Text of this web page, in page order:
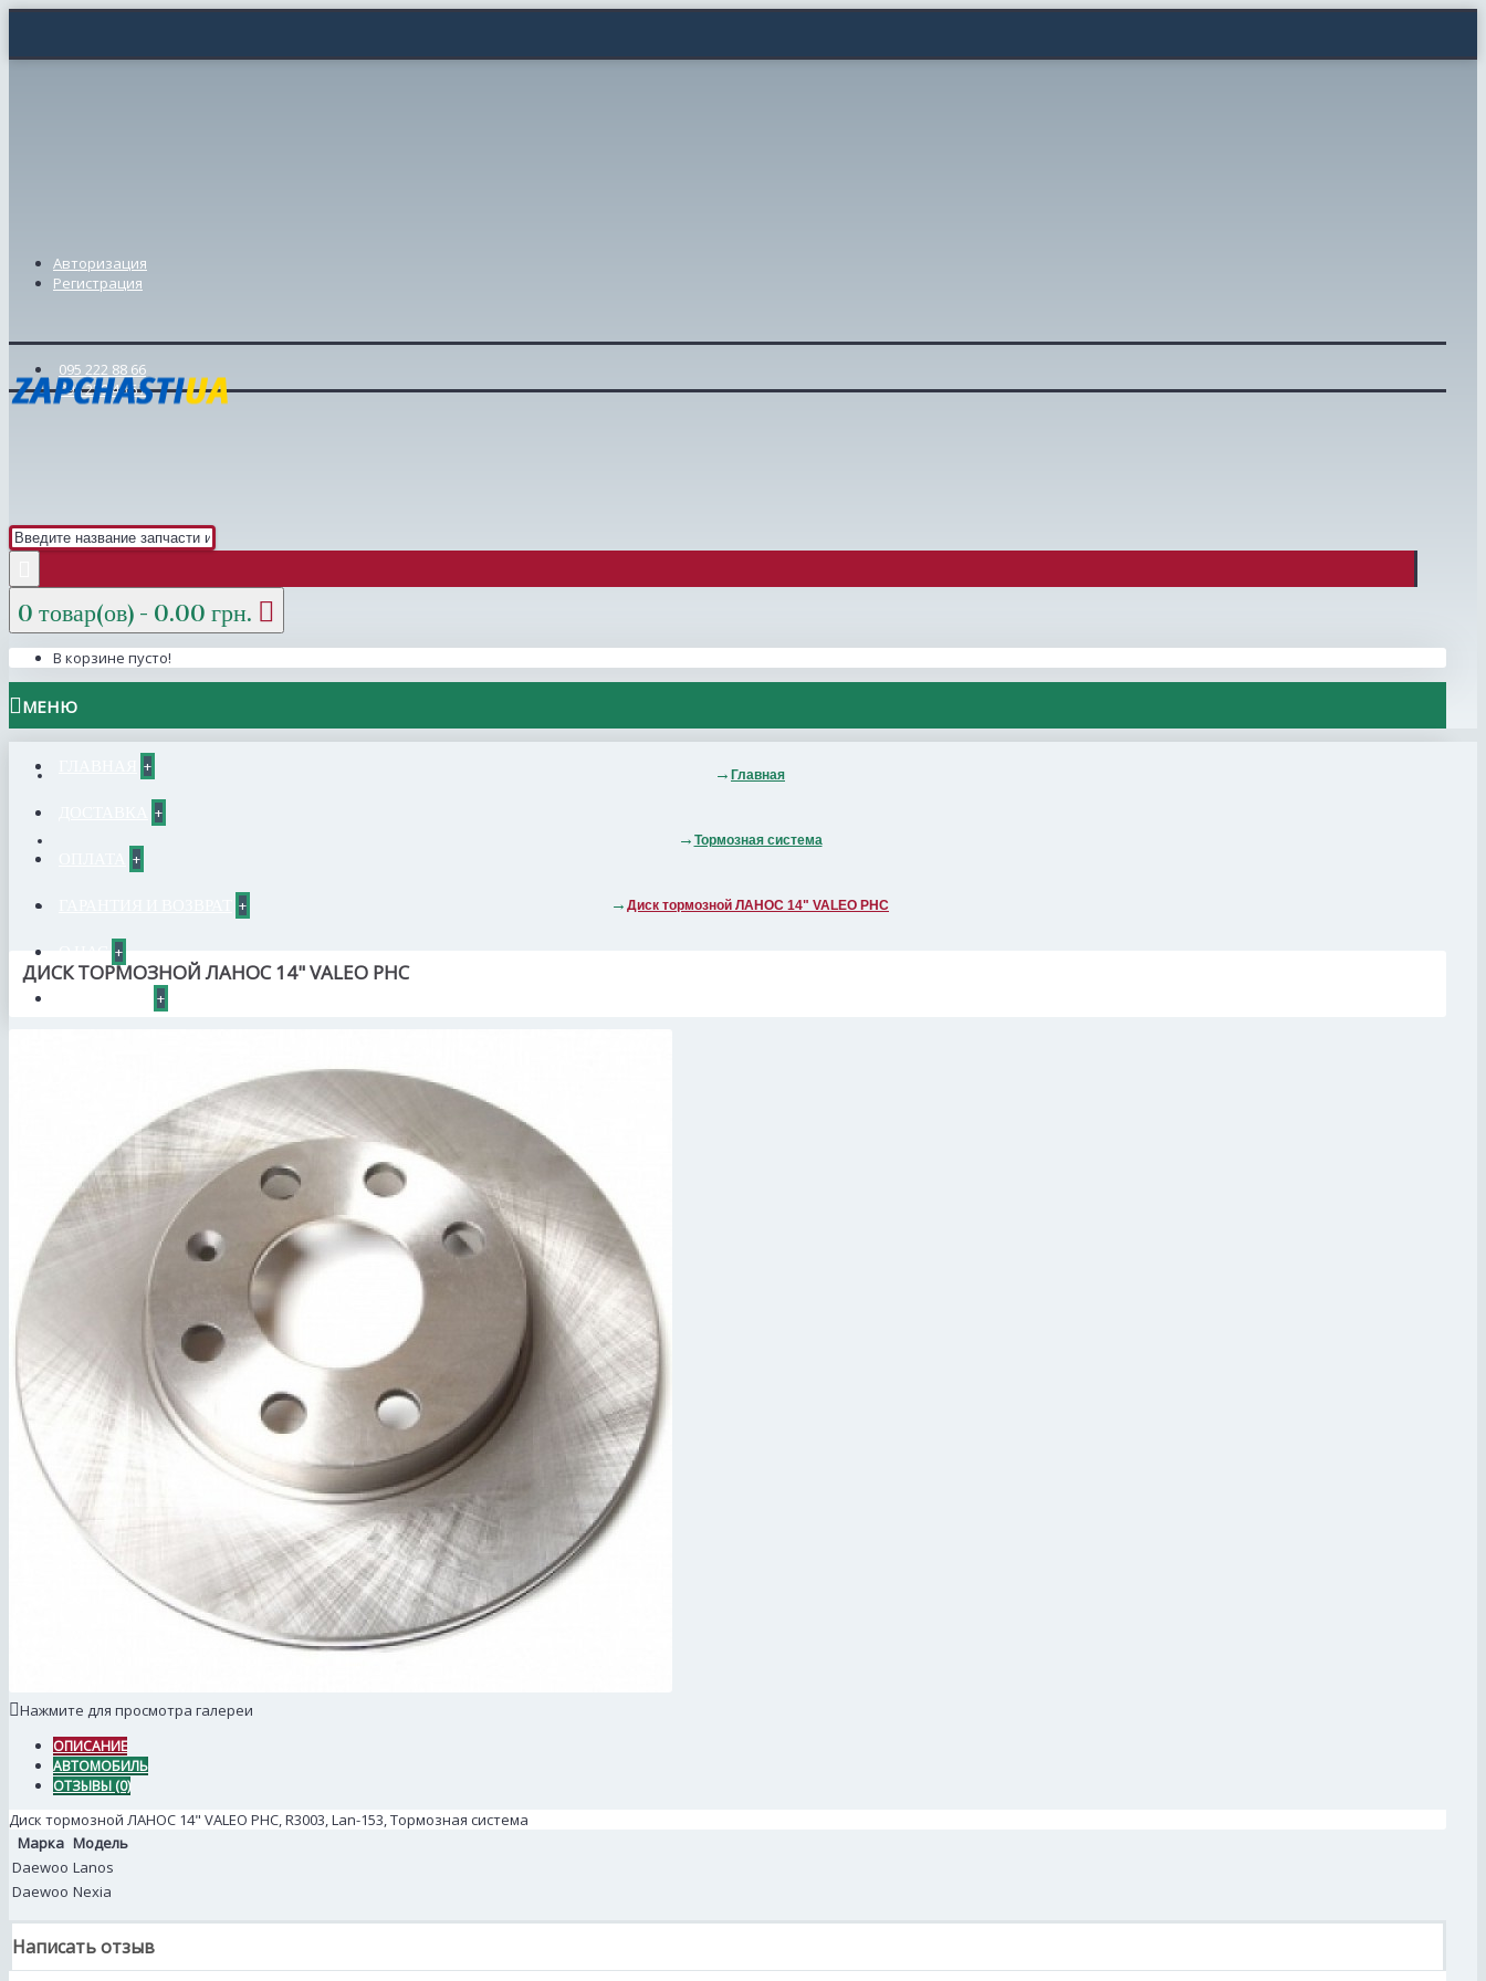
Авторизация
Регистрация
095 222 88 66
098 239 46 57
0 товар(ов) - 0.00 грн.
В корзине пусто!
МЕНЮ
+
+
+
+
+
+
Главная
Тормозная система
Диск тормозной ЛАНОС 14" VALEO PHC
ДИСК ТОРМОЗНОЙ ЛАНОС 14" VALEO PHC
Нажмите для просмотра галереи
ОПИСАНИЕ
АВТОМОБИЛЬ
ОТЗЫВЫ (0)
Диск тормозной ЛАНОС 14" VALEO PHC, R3003, Lan-153, Тормозная система
Марка Модель
Daewoo Lanos
Daewoo Nexia
Написать отзыв